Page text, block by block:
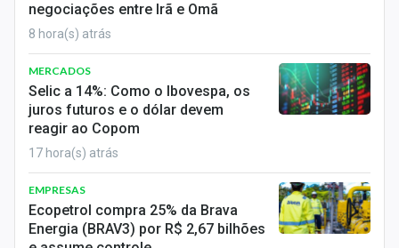
negociações entre Irã e Omã
8 hora(s) atrás
MERCADOS
Selic a 14%: Como o Ibovespa, os
juros futuros e o dólar devem
reagir ao Copom
17 hora(s) atrás
EMPRESAS
Ecopetrol compra 25% da Brava
Energia (BRAV3) por R$ 2,67 bilhões